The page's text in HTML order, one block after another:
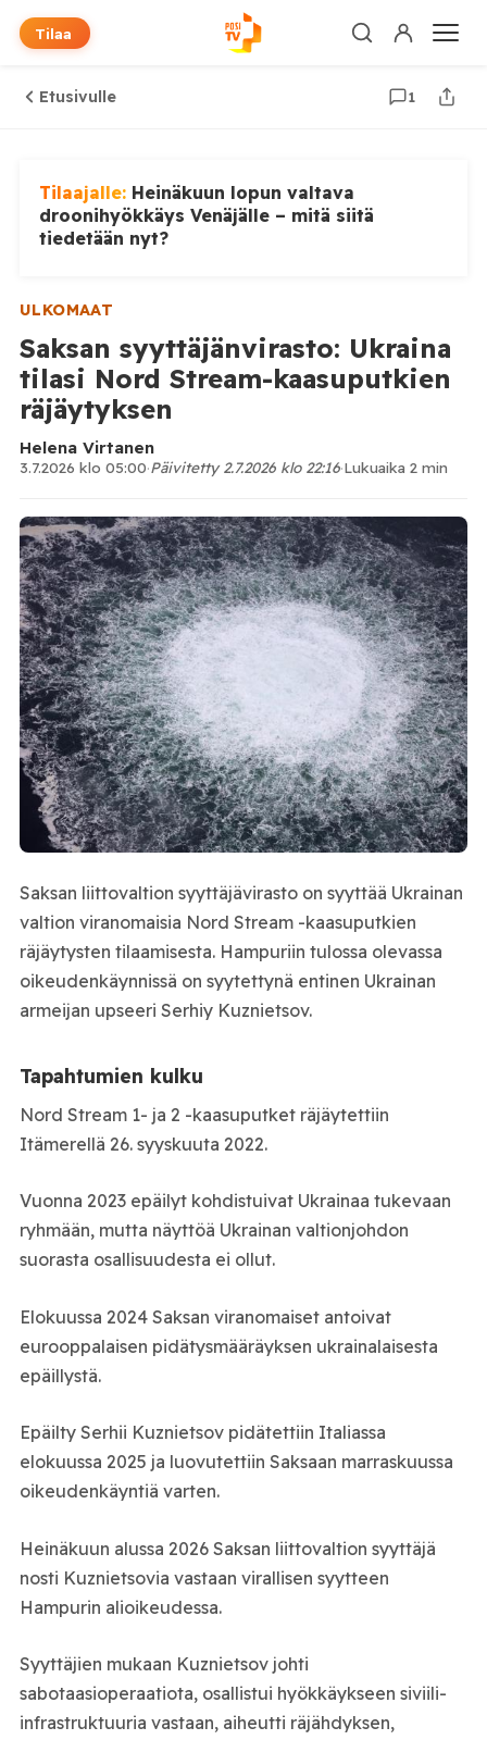
Tilaa
Etusivulle 1
Tilaajalle: Heinäkuun lopun valtava
droonihyökkäys Venäjälle – mitä siitä
tiedetään nyt?
ULKOMAAT
Saksan syyttäjänvirasto: Ukraina
tilasi Nord Stream-kaasuputkien
räjäytyksen
Helena Virtanen
3.7.2026 klo 05:00·Päivitetty 2.7.2026 klo 22:16·Lukuaika 2 min
Saksan liittovaltion syyttäjävirasto on syyttää Ukrainan
valtion viranomaisia Nord Stream -kaasuputkien
räjäytysten tilaamisesta. Hampuriin tulossa olevassa
oikeudenkäynnissä on syytettynä entinen Ukrainan
armeijan upseeri Serhiy Kuznietsov.
Tapahtumien kulku
Nord Stream 1- ja 2 -kaasuputket räjäytettiin
Itämerellä 26. syyskuuta 2022.
Vuonna 2023 epäilyt kohdistuivat Ukrainaa tukevaan
ryhmään, mutta näyttöä Ukrainan valtionjohdon
suorasta osallisuudesta ei ollut.
Elokuussa 2024 Saksan viranomaiset antoivat
eurooppalaisen pidätysmääräyksen ukrainalaisesta
epäillystä.
Epäilty Serhii Kuznietsov pidätettiin Italiassa
elokuussa 2025 ja luovutettiin Saksaan marraskuussa
oikeudenkäyntiä varten.
Heinäkuun alussa 2026 Saksan liittovaltion syyttäjä
nosti Kuznietsovia vastaan virallisen syytteen
Hampurin alioikeudessa.
Syyttäjien mukaan Kuznietsov johti
sabotaasioperaatiota, osallistui hyökkäykseen siviili-
infrastruktuuria vastaan, aiheutti räjähdyksen,